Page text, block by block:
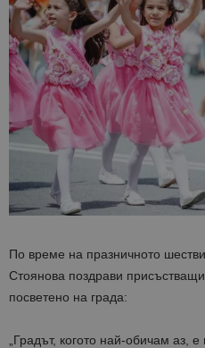
По време на празничното
Стоянова поздрави
посветено на града:
„Градът, когото най-обичам аз,